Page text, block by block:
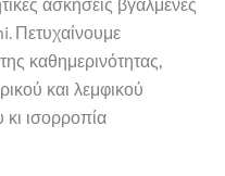
Πετυχαίνουμε
καθημερινότητας,
και λεμφικού
ισορροπία